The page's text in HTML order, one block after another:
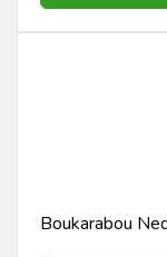
Boukarabou